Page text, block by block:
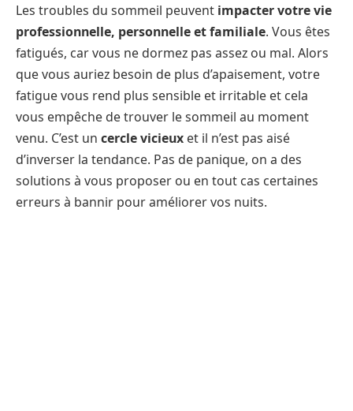
Les troubles du sommeil peuvent impacter votre vie
professionnelle, personnelle et familiale. Vous êtes
fatigués, car vous ne dormez pas assez ou mal. Alors
que vous auriez besoin de plus d’apaisement, votre
fatigue vous rend plus sensible et irritable et cela
vous empêche de trouver le sommeil au moment
venu. C’est un cercle vicieux et il n’est pas aisé
d’inverser la tendance. Pas de panique, on a des
solutions à vous proposer ou en tout cas certaines
erreurs à bannir pour améliorer vos nuits.